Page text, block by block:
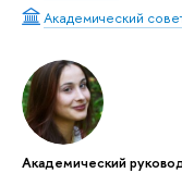
Академический
Академический